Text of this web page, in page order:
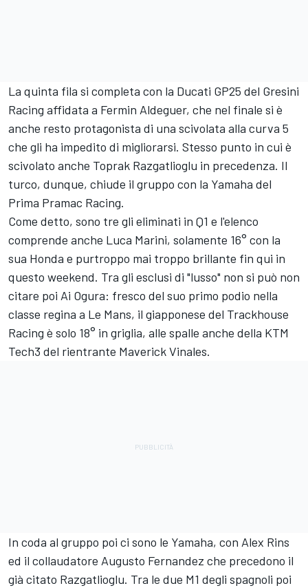
La quinta fila si completa con la Ducati GP25 del Gresini
Racing affidata a Fermin Aldeguer, che nel finale si è
anche resto protagonista di una scivolata alla curva 5
che gli ha impedito di migliorarsi. Stesso punto in cui è
scivolato anche Toprak Razgatlioglu in precedenza. Il
turco, dunque, chiude il gruppo con la Yamaha del
Prima Pramac Racing.
Come detto, sono tre gli eliminati in Q1 e l'elenco
comprende anche Luca Marini, solamente 16° con la
sua Honda e purtroppo mai troppo brillante fin qui in
questo weekend. Tra gli esclusi di "lusso" non si può non
citare poi Ai Ogura: fresco del suo primo podio nella
classe regina a Le Mans, il giapponese del Trackhouse
Racing è solo 18° in griglia, alle spalle anche della KTM
Tech3 del rientrante Maverick Vinales.
In coda al gruppo poi ci sono le Yamaha, con Alex Rins
ed il collaudatore Augusto Fernandez che precedono il
già citato Razgatlioglu. Tra le due M1 degli spagnoli poi